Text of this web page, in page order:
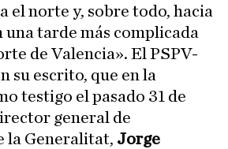
el norte y, sobre todo, hacia
tarde más complicada
de Valencia». El PSPV-
su escrito, que en la
testigo el pasado 31 de
general de
la Generalitat, Jorge